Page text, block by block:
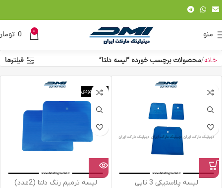
منو 0
0
خانه محصولات برچسب خورده “لیسه دلتا” فیلترها
لیسه پلاستیکی 3 تایی
اتمام موجودی
لیسه ترمیم رنگ دلتا (2عدد)